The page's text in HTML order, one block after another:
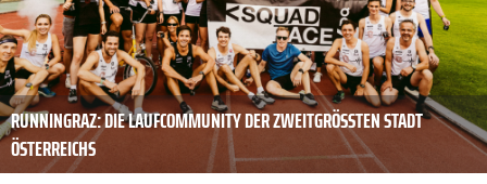
RUNNINGRAZ: DIE LAUFCOMMUNITY DER ZWEITGRÖSSTEN STADT Ö
STERREICHS